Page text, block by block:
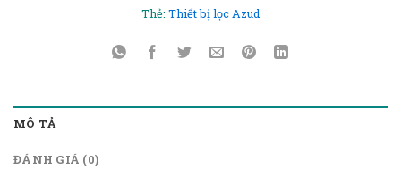
Thẻ: Thiết bị lọc Azud
MÔ TẢ
ĐÁNH GIÁ (0)